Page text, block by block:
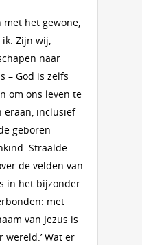
met het gewone,
ik. Zijn wij,
naar
– God is zelfs
om ons leven te
eraan, inclusief
geboren
Straalde
de velden van
in het bijzonder
met
van Jezus is
wereld.’ Wat er